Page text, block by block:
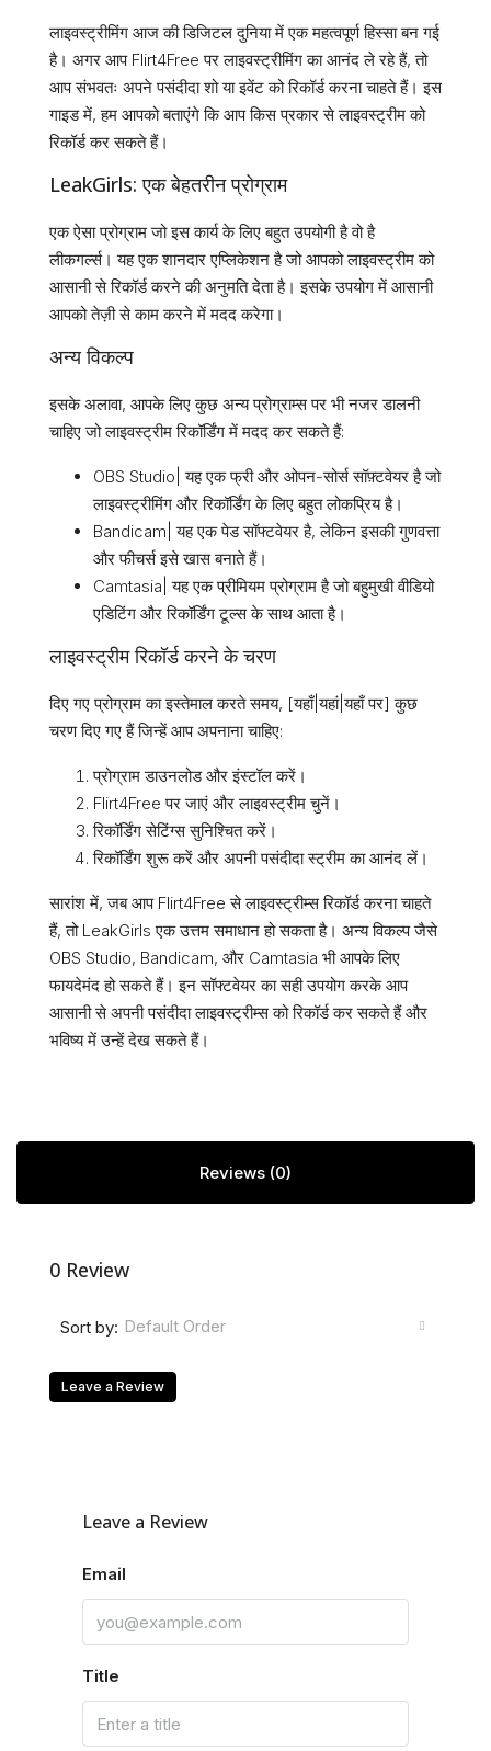
लाइवस्ट्रीमिंग आज की डिजिटल दुनिया में एक महत्वपूर्ण हिस्सा बन गई
है। अगर आप Flirt4Free पर लाइवस्ट्रीमिंग का आनंद ले रहे हैं, तो
आप संभवतः अपने पसंदीदा शो या इवेंट को रिकॉर्ड करना चाहते हैं। इस
गाइड में, हम आपको बताएंगे कि आप किस प्रकार से लाइवस्ट्रीम को
रिकॉर्ड कर सकते हैं।
LeakGirls: एक बेहतरीन प्रोग्राम
एक ऐसा प्रोग्राम जो इस कार्य के लिए बहुत उपयोगी है वो है
लीकगर्ल्स। यह एक शानदार एप्लिकेशन है जो आपको लाइवस्ट्रीम को
आसानी से रिकॉर्ड करने की अनुमति देता है। इसके उपयोग में आसानी
आपको तेज़ी से काम करने में मदद करेगा।
अन्य विकल्प
इसके अलावा, आपके लिए कुछ अन्य प्रोग्राम्स पर भी नजर डालनी
चाहिए जो लाइवस्ट्रीम रिकॉर्डिंग में मदद कर सकते हैं:
OBS Studio| यह एक फ्री और ओपन-सोर्स सॉफ़्टवेयर है जो
लाइवस्ट्रीमिंग और रिकॉर्डिंग के लिए बहुत लोकप्रिय है।
Bandicam| यह एक पेड सॉफ्टवेयर है, लेकिन इसकी गुणवत्ता
और फीचर्स इसे खास बनाते हैं।
Camtasia| यह एक प्रीमियम प्रोग्राम है जो बहुमुखी वीडियो
एडिटिंग और रिकॉर्डिंग टूल्स के साथ आता है।
लाइवस्ट्रीम रिकॉर्ड करने के चरण
दिए गए प्रोग्राम का इस्तेमाल करते समय, [यहाँ|यहां|यहाँ पर] कुछ
चरण दिए गए हैं जिन्हें आप अपनाना चाहिए:
प्रोग्राम डाउनलोड और इंस्टॉल करें।
Flirt4Free पर जाएं और लाइवस्ट्रीम चुनें।
रिकॉर्डिंग सेटिंग्स सुनिश्चित करें।
रिकॉर्डिंग शुरू करें और अपनी पसंदीदा स्ट्रीम का आनंद लें।
सारांश में, जब आप Flirt4Free से लाइवस्ट्रीम्स रिकॉर्ड करना चाहते
हैं, तो LeakGirls एक उत्तम समाधान हो सकता है। अन्य विकल्प जैसे
OBS Studio, Bandicam, और Camtasia भी आपके लिए
फायदेमंद हो सकते हैं। इन सॉफ्टवेयर का सही उपयोग करके आप
आसानी से अपनी पसंदीदा लाइवस्ट्रीम्स को रिकॉर्ड कर सकते हैं और
भविष्य में उन्हें देख सकते हैं।
Reviews (0)
0 Review
Sort by: Default Order
Leave a Review
Leave a Review
Email
Title